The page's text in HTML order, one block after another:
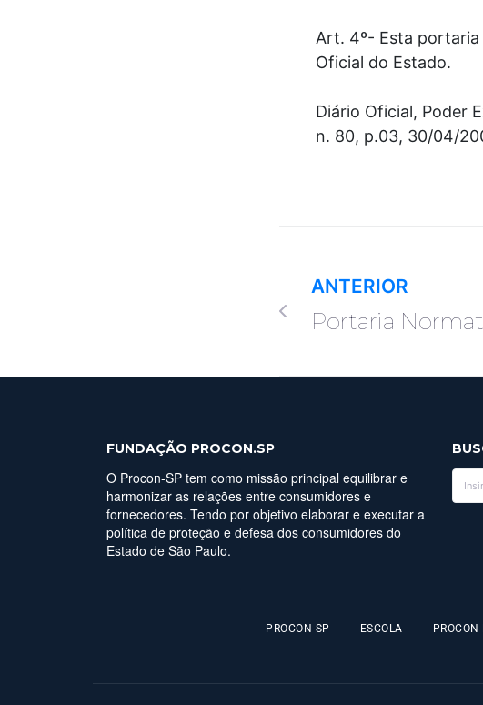
Art. 4º- Esta portaria
Oficial do Estado.
Diário Oficial, Poder
n. 80, p.03, 30/04/
ANTERIOR
Portaria
FUNDAÇÃO PROCON.SP
O Procon-SP tem como missão principal equilibrar e
harmonizar as relações entre consumidores e
fornecedores. Tendo por objetivo elaborar e executar a
política de proteção e defesa dos consumidores do
Estado de São Paulo.
PROCON-SP ESCOLA